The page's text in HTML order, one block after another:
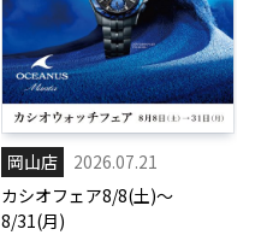
岡山店
2026.07.21
カシオフェア8/8(土)～
8/31(月)